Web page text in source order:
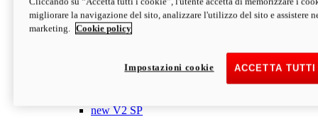
da CHF 13´990
Configura Scopri di più
newV2
da CHF 15´990
new V2 SP
migliorare la navigazione del sito, analizzare l'utilizzo del sito e assistere
marketing.
Cookie policy
ACCETTA
Impostazioni cookie